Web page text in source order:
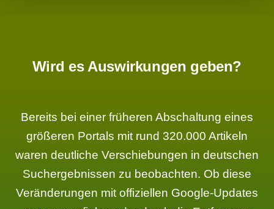
Wird es Auswirkungen geben?
Bereits bei einer früheren Abschaltung eines
größeren Portals mit rund 320.000 Artikeln
waren deutliche Verschiebungen in deutschen
Suchergebnissen zu beobachten. Ob diese
Veränderungen mit offiziellen Google-Updates